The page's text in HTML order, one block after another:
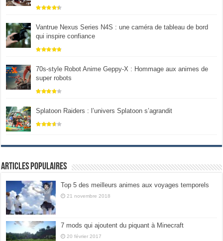
Vantrue Nexus Series N4S : une caméra de tableau de bord
qui inspire confiance
70s-style Robot Anime Geppy-X : Hommage aux animes de
super robots
Splatoon Raiders : l’univers Splatoon s’agrandit
Articles populaires
Top 5 des meilleurs animes aux voyages temporels
21 novembre 2018
7 mods qui ajoutent du piquant à Minecraft
20 février 2017